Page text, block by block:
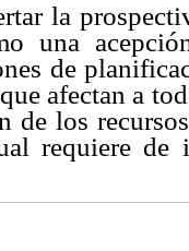
la
una
de
afectan a
de los
requiere de